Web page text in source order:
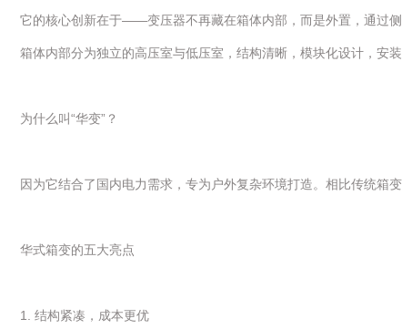
它的核心创新在于——变压器不再藏在箱体内部，而是外置，通过侧
箱体内部分为独立的高压室与低压室，结构清晰，模块化设计，安装
为什么叫“华变”？
因为它结合了国内电力需求，专为户外复杂环境打造。相比传统箱
华式箱变的五大亮点
1. 结构紧凑，成本更优